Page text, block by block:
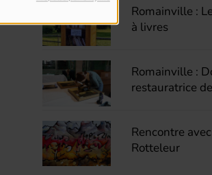
Romainville :
à livres
Romainville :
restauratrice
Rencontre
Rotteleur